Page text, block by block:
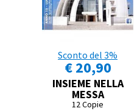
Sconto del 3%
€ 20,90
INSIEME NELLA
MESSA
12 Copie